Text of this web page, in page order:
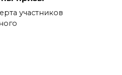
участников